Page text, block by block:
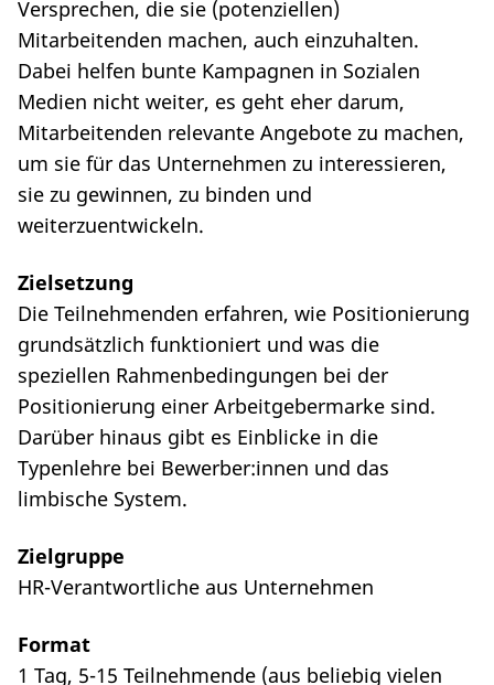
Versprechen, die sie (potenziellen)
Mitarbeitenden machen, auch einzuhalten.
Dabei helfen bunte Kampagnen in Sozialen
Medien nicht weiter, es geht eher darum,
Mitarbeitenden relevante Angebote zu machen,
um sie für das Unternehmen zu interessieren,
sie zu gewinnen, zu binden und
weiterzuentwickeln.
Zielsetzung
Die Teilnehmenden erfahren, wie Positionierung
grundsätzlich funktioniert und was die
speziellen Rahmenbedingungen bei der
Positionierung einer Arbeitgebermarke sind.
Darüber hinaus gibt es Einblicke in die
Typenlehre bei Bewerber:innen und das
limbische System.
Zielgruppe
HR-Verantwortliche aus Unternehmen
Format
1 Tag, 5-15 Teilnehmende (aus beliebig vielen